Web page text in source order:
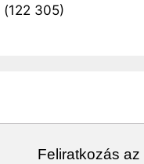
(122 305)
Feliratkozás az